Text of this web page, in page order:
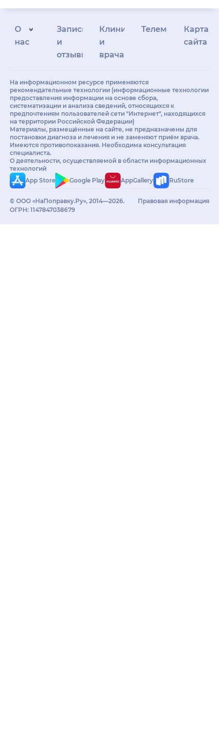
О
нас
Запись
и
отзывы
Клиникам
и
врачам
Телемедицина
Карта
сайта
На информационном ресурсе применяются
рекомендательные технологии (информационные технологии
предоставления информации на основе сбора,
систематизации и анализа сведений, относящихся к
предпочтениям пользователей сети "Интернет", находящихся
на территории Российской Федерации)
Материалы, размещённые на сайте, не предназначены для
постановки диагноза и лечения и не заменяют приём врача.
Имеются противопоказания. Необходима консультация
специалиста.
О деятельности, осуществляемой в области информационных
технологий
App Store
Google Play AppGallery RuStore
© ООО «НаПоправку.Ру», 2014—2026.
ОГРН: 1147847038679
Правовая информация